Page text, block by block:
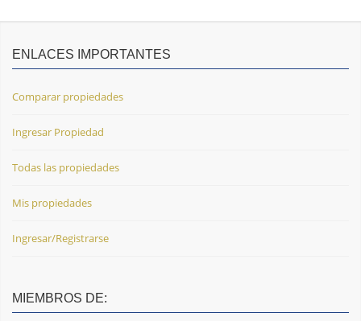
ENLACES IMPORTANTES
Comparar propiedades
Ingresar Propiedad
Todas las propiedades
Mis propiedades
Ingresar/Registrarse
MIEMBROS DE: